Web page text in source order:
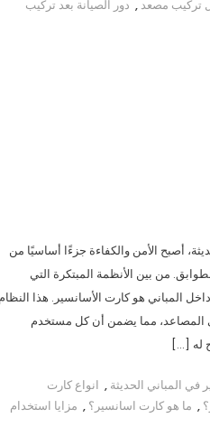
تركيب مصعد , دور الصيانة بعد تركيب
أصبح الأمن والكفاءة جزءًا أساسيًا من
من بين الأنظمة المبتكرة التي
المباني هو كارت الأسانسير. هذا
المصاعد، مما يضمن أن كل مستخدم
له […]
المباني الحديثة , انواع كارت
, ما هو كارت اسانسير؟ , مزايا استخدام